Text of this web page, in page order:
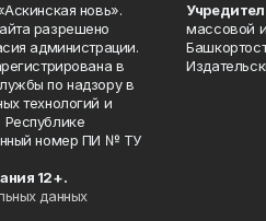
новь».
разрешено
администрации.
в
по надзору в
технологий и
номер ПИ № ТУ
12+.
данных
массовой